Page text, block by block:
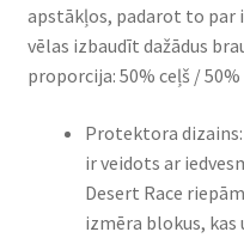
apstākļos, padarot to par
vēlas izbaudīt dažādus
proporcija: 50% ceļš / 50%
Protektora
ir veidots ar
Desert Race
izmēra blokus,